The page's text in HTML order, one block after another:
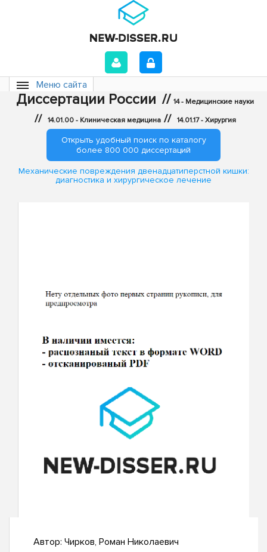
Меню сайта
Диссертации России // 14 - Медицинские науки
// 14.01.00 - Клиническая медицина // 14.01.17 - Хирургия
Открыть удобный поиск по каталогу
более 800 000 диссертаций
Механические повреждения двенадцатиперстной кишки:
диагностика и хирургическое лечение
Автор: Чирков, Роман Николаевич